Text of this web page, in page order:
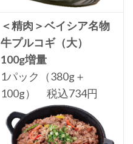
＜精肉＞ベイシア名物
牛プルコギ（大）
100g増量
1パック（380g＋
100g） 税込734円